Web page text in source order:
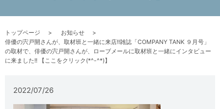
トップページ
お知らせ
俳優の宍戸開さんが、取材班と一緒に来店!!雑誌「COMPANY TANK ９月号」
の取材で、俳優の宍戸開さんが、ローブメールに取材班と一緒にインタビュー
に来ました!! 【ここをクリック(*^-^*)】
2022/07/26